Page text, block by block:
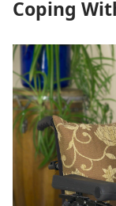
Coping